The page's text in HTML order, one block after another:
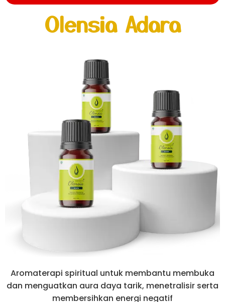
Olensia Adara
Aromaterapi spiritual untuk membantu membuka
dan menguatkan aura daya tarik, menetralisir serta
membersihkan energi negatif